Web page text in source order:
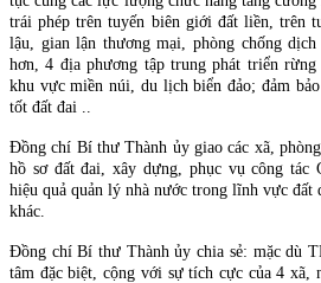
trái phép trên tuyến biên giới đất liền, trên
lậu, gian lận thương mại, phòng chống
hơn, 4 địa phương tập trung phát triển
khu vực miền núi, du lịch biển đảo; đảm
tốt đất đai ..
Đồng chí Bí thư Thành ủy giao các xã,
hồ sơ đất đai, xây dựng, phục vụ công tác
hiệu quả quản lý nhà nước trong lĩnh vực đất
khác.
Đồng chí Bí thư Thành ủy chia sẻ: mặc dù
tâm đặc biệt, cộng với sự tích cực của 4 xã,